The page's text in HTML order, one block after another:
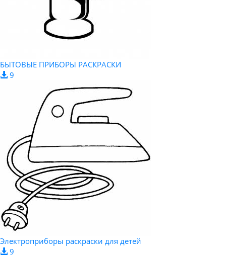
БЫТОВЫЕ ПРИБОРЫ РАСКРАСКИ
9
Электроприборы раскраски для детей
9